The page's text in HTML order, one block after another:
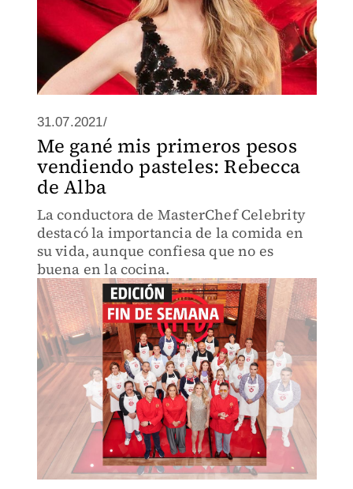
31.07.2021/
Me gané mis primeros pesos
vendiendo pasteles: Rebecca
de Alba
La conductora de MasterChef Celebrity
destacó la importancia de la comida en
su vida, aunque confiesa que no es
buena en la cocina.